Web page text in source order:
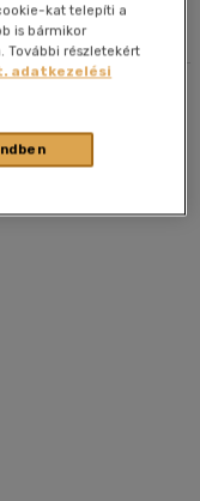
kat telepíti a
is bármikor
További részletekért
adatkezelési